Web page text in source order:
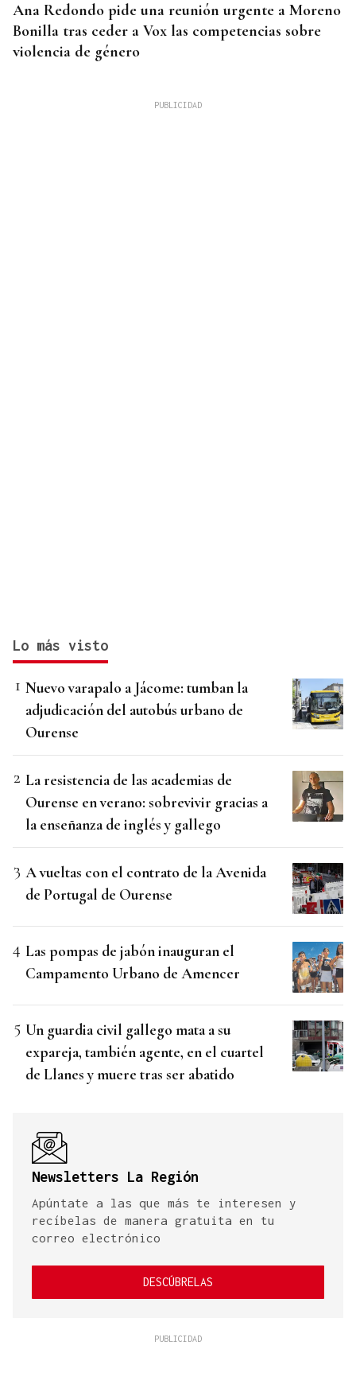
Ana Redondo pide una reunión urgente a Moreno
Bonilla tras ceder a Vox las competencias sobre
violencia de género
Lo más visto
Nuevo varapalo a Jácome: tumban la
adjudicación del autobús urbano de
Ourense
La resistencia de las academias de
Ourense en verano: sobrevivir gracias a
la enseñanza de inglés y gallego
A vueltas con el contrato de la Avenida
de Portugal de Ourense
Las pompas de jabón inauguran el
Campamento Urbano de Amencer
Un guardia civil gallego mata a su
expareja, también agente, en el cuartel
de Llanes y muere tras ser abatido
Newsletters La Región
Apúntate a las que más te interesen y
recíbelas de manera gratuita en tu
correo electrónico
DESCÚBRELAS